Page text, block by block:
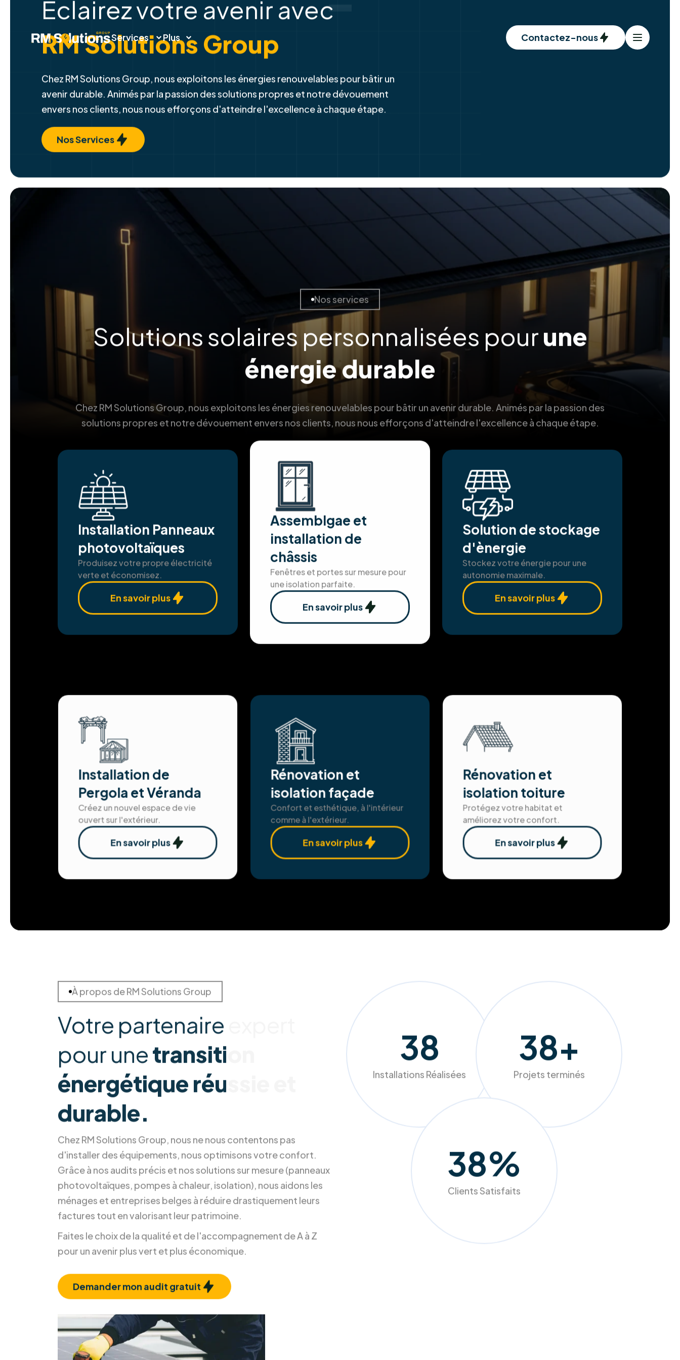
Services Plus Contactez-nous
-
Éclairez votre avenir avec
RM Solutions Group
Chez RM Solutions Group, nous exploitons les énergies renouvelables pour bâtir un
envers nos clients, nous nous efforçons d'atteindre l'excellence à chaque étape.
Solutions solaires personnalisées pour
une
énergie durable
solutions propres et notre dévouement envers nos clients, nous nous efforçons d'atteindre l'excellence à chaque étape.
Installation Panneaux
photovoltaïques
Produisez votre propre électricité
verte et économisez.
Assemblgae et
installation de
châssis
Fenêtres et portes sur mesure pour
une isolation parfaite.
Solution de stockage
d'ènergie
Stockez votre énergie pour une
autonomie maximale.
Installation de
Pergola et Véranda
Créez un nouvel espace de vie
ouvert sur l'extérieur.
Rénovation et
isolation façade
Confort et esthétique, à l'intérieur
comme à l'extérieur.
Rénovation et
isolation toiture
Protégez votre habitat et
améliorez votre confort.
À propos de RM Solutions Group
Votre partenaire expert
pour unetransition
énergétique réussie et
durable.
Chez RM Solutions Group, nous ne nous contentons pas
d'installer des équipements, nous optimisons votre confort.
Grâce à nos audits précis et nos solutions sur mesure (panneaux
photovoltaïques, pompes à chaleur, isolation), nous aidons les
factures tout en valorisant leur patrimoine.
pour un avenir plus vert et plus économique.
Demander mon audit gratuit
241
Installations Réalisées
241+
Projets terminés
98%